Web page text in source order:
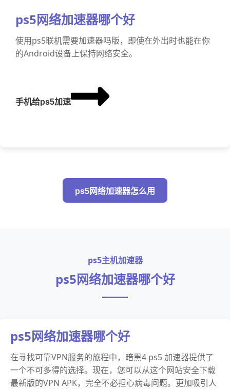
ps5网络加速器哪个好
使用ps5联机需要加速器吗版，即使在外出时也能在你
的Android设备上保持网络安全。
手机给ps5加速
ps5网络加速器怎么用
ps5主机加速器
ps5网络加速器哪个好
ps5网络加速器哪个好
在寻找可靠VPN服务的旅程中，暗黑4 ps5 加速器提供了
一个不可多得的选择。现在，您可以从这个网站安全下载
最新版的VPN APK，完全不必担心病毒问题。更加吸引人